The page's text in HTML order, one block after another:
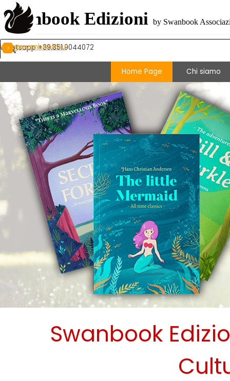
Vai ai contenuti
Swanbook Edizioni by Swanbook
info@swanbook.eu
Whatsapp +39.351.9044072
Home Page Chi siamo
Swanbook